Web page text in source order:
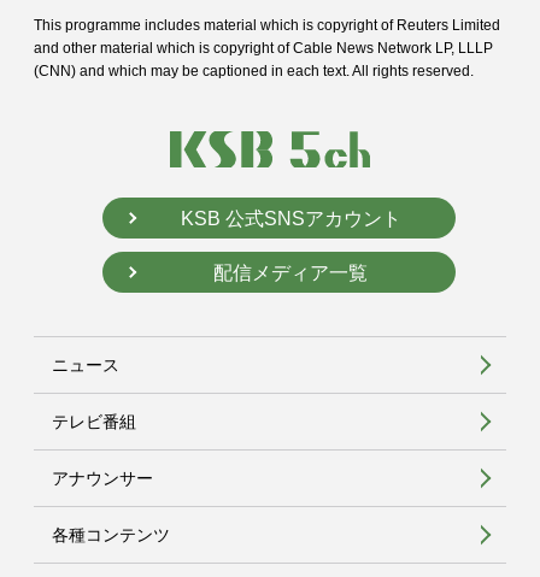
This programme includes material which is copyright of Reuters Limited
and other material which is copyright of Cable News Network LP, LLLP
(CNN) and which may be captioned in each text. All rights reserved.
KSB 公式SNSアカウント
配信メディア一覧
ニュース
テレビ番組
アナウンサー
各種コンテンツ